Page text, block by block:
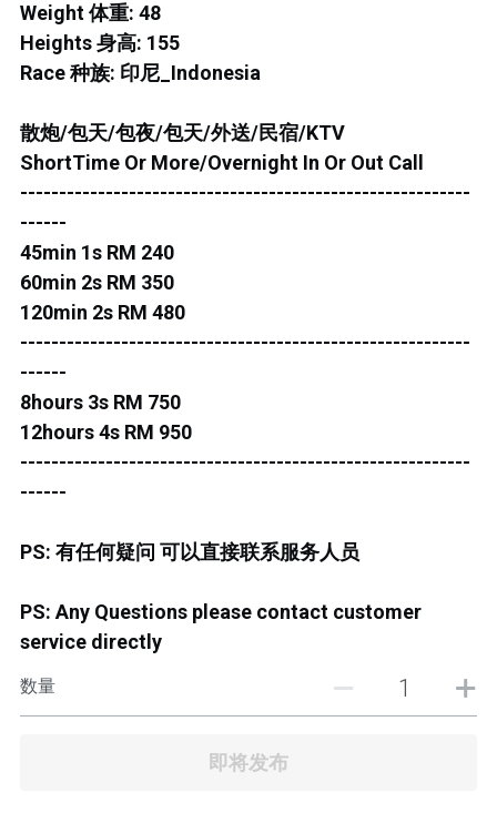
ROS MERAH
PERMAS 1
PERMAS 2
KEBUNTEH
JB TOWN 2
JB TOWN 3
JB TOWN 5
JB TOWN CIQ 1
Weight 体重: 48
Heights 身高: 155
Race 种族: 印尼_Indonesia
散炮/包天/包夜/包天/外送/民宿/KTV
ShortTime Or More/Overnight In Or Out Call
----------------------------------------------------------
------
45min 1s RM 240
60min 2s RM 350
120min 2s RM 480
----------------------------------------------------------
------
8hours 3s RM 750
12hours 4s RM 950
----------------------------------------------------------
------
PS: 有任何疑问 可以直接联系服务人员
PS: Any Questions please contact customer
service directly
数量
即将发布